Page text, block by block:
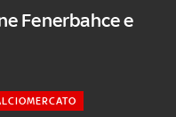
Fenerbahce e